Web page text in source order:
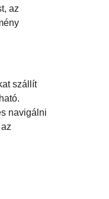
az
szállít
navigálni